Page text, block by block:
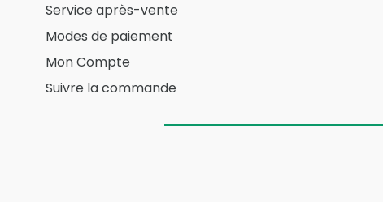
Service après-vente
Modes de paiement
Mon Compte
Suivre la commande